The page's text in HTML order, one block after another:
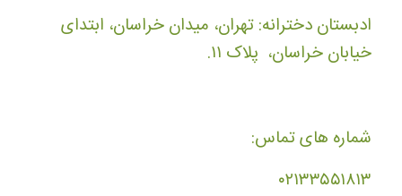
ادبستان دخترانه: تهران، میدان خراسان، ابتدای
خیابان خراسان، پلاک ۱۱.
شماره های تماس:
۰۲۱۳۳۵۵۱۸۱۳